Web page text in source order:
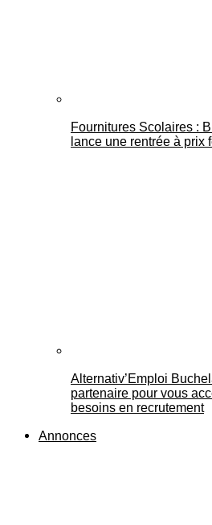
Fournitures Scolaires :
lance une rentrée à prix
Alternativ’Emploi
partenaire pour vous
besoins en recrutement
Annonces